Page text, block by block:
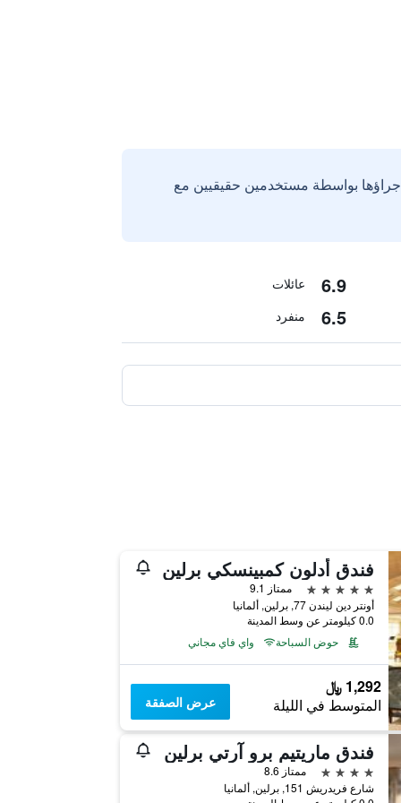
بواسطة مستخدمين حقيقيين مع
6.9 عائلات
6.5 منفرد
فندق أدلون كمبينسكي برلين
5 نجوم
ممتاز 9.1
أونتر دين ليندن 77, برلين, ألمانيا
0.0 كيلومتر عن وسط المدينة
حوض السباحة
واي فاي مجاني
1,292 ﷼
المتوسط في الليلة عرض الصفقة
فندق ماريتيم برو آرتي برلين
4 نجوم
ممتاز 8.6
شارع فريدريش 151, برلين, ألمانيا